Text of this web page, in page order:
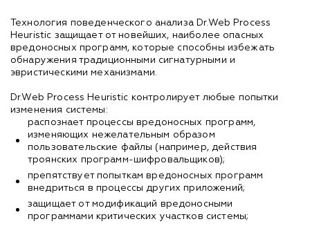
Технология поведенческого анализа Dr.Web Process
Heuristic защищает от новейших, наиболее опасных
вредоносных программ, которые способны избежать
обнаружения традиционными сигнатурными и
эвристическими механизмами.
Dr.Web Process Heuristic контролирует любые попытки
изменения системы:
распознает процессы вредоносных программ,
изменяющих нежелательным образом
пользовательские файлы (например, действия
троянских программ-шифровальщиков);
препятствует попыткам вредоносных программ
внедриться в процессы других приложений;
защищает от модификаций вредоносными
программами критических участков системы;